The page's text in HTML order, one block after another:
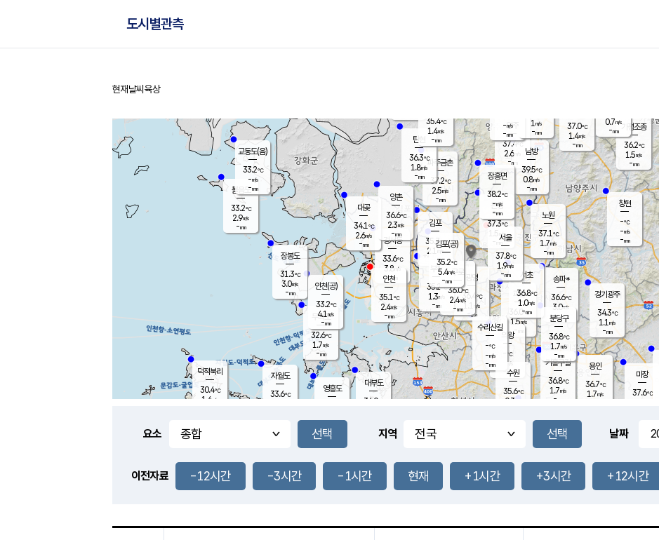
도시별관측
홈
현재날씨 육상
풍도
3.0m/s
무의도
32.6℃
1.7m/s
-mm
영흥도
볼음도
33.2℃
2.9m/s
-mm
자월도
33.6℃
양주
37.4℃
2.6
-mm
과천
36.0℃
1.5m/s
- mm
장봉도
31.3℃
3.0m/s
-mm
-mm
-mm
용인
36.7℃
1.7m/s
경기광주
34.3℃
1.1 m/s
-mm
35.4
℃
대부도
34.0
-
경서동
33.6℃
3.8 m/s
-mm
파주금촌
37.2℃
2.5m/s
-mm
가평조종
36.2℃
1.5m/s
-mm
37.0℃
1.4m/s
-mm
대곶
34.1℃
2.6m/s
-mm
창현
-℃
-m/s
-mm
탄현
36.3℃
1.8m/s
-mm
0.7m/s
-mm
37.2℃
1.0m/s
-mm
마장
37.6℃
의왕
- ℃
m/s
mm
김포
35.7℃
2.1 m/s
mm
광명
36.4 ℃
1.1 m/s
-mm
부천
35.2℃
1.3m/s
-mm
-mm
양촌
36.6℃
2.3m/s
-mm
구로
36.0℃
2.4m/s
-mm
은평
37.3℃
1.5 m/s
- mm
노원
37.1℃
1.7m/s
-mm
송파*
36.6℃
3.0m/s
-mm
서초
36.8℃
1.0m/s
-mm
남방
39.5℃
0.8m/s
-mm
기흥구갈
36.8℃
1.7m/s
-
수리산길
-℃
-m/s
-mm
분당구
36.8℃
1.7m/s
-mm
장흥면
38.2℃
-m/s
-mm
-m/s
-mm
덕적북리
30.4℃
1.4 m/s
인천(공)
33.2℃
4.1 m/s
-mm
김포(공)
35.2℃
5.4m/s
-mm
교동도(음)
33.2℃
-m/s
-mm
수원
35.6℃
0.3 m/s
인천
35.1℃
2.4m/s
-mm
서울
37.8℃
1.9m/s
-mm
35.4℃
1.4m/s
-mm
1 m/s
-mm
요소 지역 날짜
이전자료 -12시간 -3시간 -1시간 현재 +1시간 +3시간 +12시간